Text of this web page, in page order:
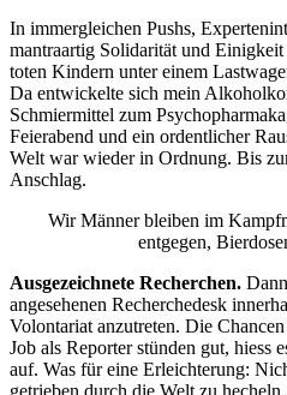
In immergleichen Pushs,
mantraartig Solidarität und
toten Kindern unter einem
Da entwickelte sich mein
Schmiermittel zum
Feierabend und ein ordentlicher
Welt war wieder in Ordnung. Bis
Anschlag.
Wir Männer bleiben im
entgegen,
Ausgezeichnete Recherchen.
angesehenen Recherchedesk
Volontariat anzutreten. Die
Job als Reporter stünden gut, hiess
auf. Was für eine Erleichterung: